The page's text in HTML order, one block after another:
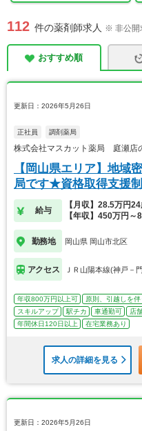
112 件の薬剤師求人 ※ 非公開
おすすめ順
更新日：2026年5月26日
正社員 調剤薬局
株式会社マスカット薬局 庭瀬店
【岡山県エリア】地域
局です★資格取得支援
給与
【月収】28.5万円24
【年収】450万円～
勤務地 岡山県 岡山市北区
アクセス ＪＲ山陽本線(神戸－
年収800万円以上可 原則、引越しを伴
スキルアップ
駅チカ 車通勤可 店
年間休日120日以上
在宅業務あり
求人の詳細を見る
更新日：2026年5月26日